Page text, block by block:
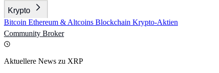
Krypto
Bitcoin Ethereum & Altcoins Blockchain Krypto-Aktien
Community Broker
Aktuellere News zu XRP